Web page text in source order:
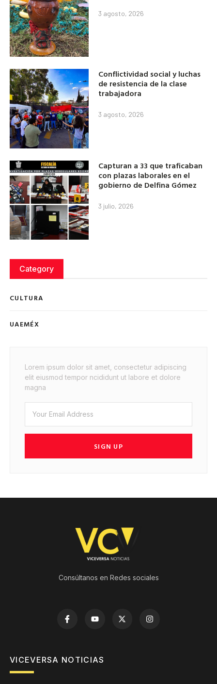
3 agosto, 2026
Conflictividad social y luchas
de resistencia de la clase
trabajadora
3 agosto, 2026
Capturan a 33 que traficaban
con plazas laborales en el
gobierno de Delfina Gómez
3 julio, 2026
Category
CULTURA
UAEMÉX
Lorem ipsum dolor sit amet, consectetur adipiscing
elit eiusmod tempor ncididunt ut labore et dolore
magna
SIGN UP
Consúltanos en Redes sociales
VICEVERSA NOTICIAS